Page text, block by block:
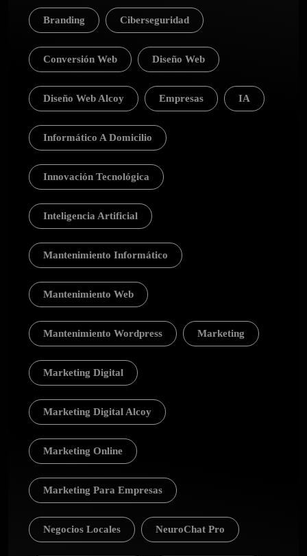
Branding Ciberseguridad
Conversión Web Diseño Web
Diseño Web Alcoy Empresas IA
Informático A Domicilio
Innovación Tecnológica
Inteligencia Artificial
Mantenimiento Informático
Mantenimiento Web
Mantenimiento Wordpress Marketing
Marketing Digital
Marketing Digital Alcoy
Marketing Online
Marketing Para Empresas
Negocios Locales NeuroChat Pro